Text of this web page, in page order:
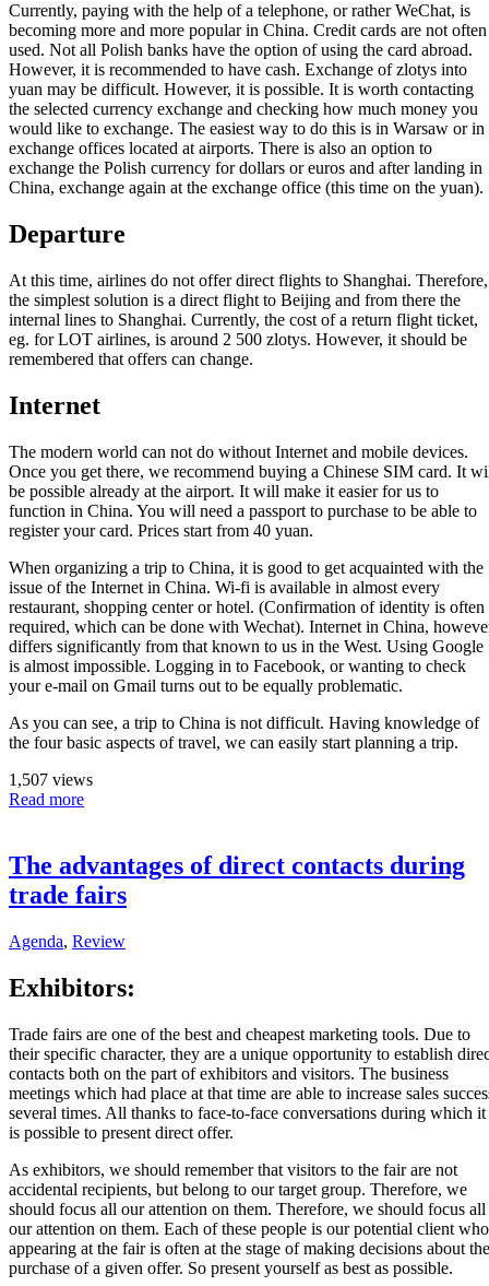
Currently, paying with the help of a telephone, or rather WeChat, is
becoming more and more popular in China. Credit cards are not often
used. Not all Polish banks have the option of using the card abroad.
However, it is recommended to have cash. Exchange of zlotys into
yuan may be difficult. However, it is possible. It is worth contacting
the selected currency exchange and checking how much money you
would like to exchange. The easiest way to do this is in Warsaw or in
exchange offices located at airports. There is also an option to
exchange the Polish currency for dollars or euros and after landing in
China, exchange again at the exchange office (this time on the yuan).
Departure
At this time, airlines do not offer direct flights to Shanghai. Therefore,
the simplest solution is a direct flight to Beijing and from there the
internal lines to Shanghai. Currently, the cost of a return flight ticket,
eg. for LOT airlines, is around 2 500 zlotys. However, it should be
remembered that offers can change.
Internet
The modern world can not do without Internet and mobile devices.
Once you get there, we recommend buying a Chinese SIM card. It
be possible already at the airport. It will make it easier for us to
function in China. You will need a passport to purchase to be able to
register your card. Prices start from 40 yuan.
When organizing a trip to China, it is good to get acquainted with the
issue of the Internet in China. Wi-fi is available in almost every
restaurant, shopping center or hotel. (Confirmation of identity is often
required, which can be done with Wechat). Internet in China,
differs significantly from that known to us in the West. Using Google
is almost impossible. Logging in to Facebook, or wanting to check
your e-mail on Gmail turns out to be equally problematic.
As you can see, a trip to China is not difficult. Having knowledge of
the four basic aspects of travel, we can easily start planning a trip.
1,507 views
Read more
The advantages of direct contacts during
trade fairs
Agenda, Review
Exhibitors:
Trade fairs are one of the best and cheapest marketing tools. Due to
their specific character, they are a unique opportunity to establish
contacts both on the part of exhibitors and visitors. The business
meetings which had place at that time are able to increase sales
several times. All thanks to face-to-face conversations during which it
is possible to present direct offer.
As exhibitors, we should remember that visitors to the fair are not
accidental recipients, but belong to our target group. Therefore, we
should focus all our attention on them. Therefore, we should focus all
our attention on them. Each of these people is our potential client who
appearing at the fair is often at the stage of making decisions about the
purchase of a given offer. So present yourself as best as possible.